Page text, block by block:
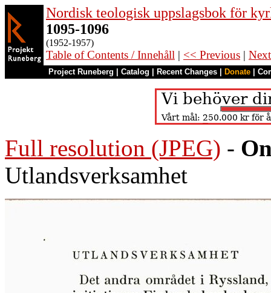
Nordisk teologisk uppslagsbok för
1095-1096
(1952-1957)
Table of Contents / Innehåll | << Previous |
Project Runeberg Catalog Recent Changes Donate
Full resolution (JPEG) -
Utlandsverksamhet